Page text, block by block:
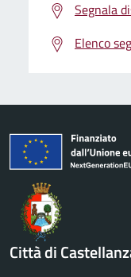
Segnala
Elenco
Città di